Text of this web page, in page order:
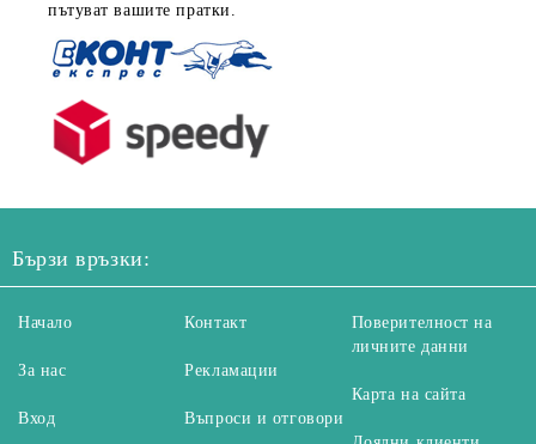
пътуват вашите пратки.
Бързи връзки:
Начало
За нас
Вход
Контакт
Рекламации
Въпроси и отговори
Поверителност на
личните данни
Карта на сайта